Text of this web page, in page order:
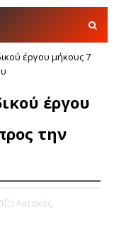
έργου μήκους 7
έργου
την
Αστακός,